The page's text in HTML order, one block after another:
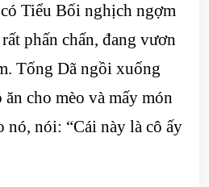
Tiểu Bối nghịch ngợm
phấn chấn, đang vươn
Tống Dã ngồi xuống
ăn cho mèo và mấy món
nó, nói: “Cái này là cô ấy